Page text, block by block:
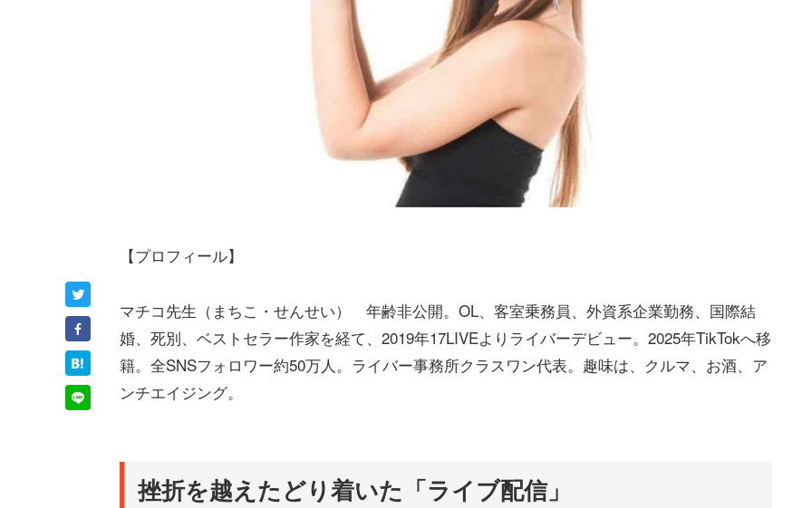
【プロフィール】
マチコ先生（まちこ・せんせい） 年齢非公開。OL、客室乗務員、外資系企業勤務、国際結
婚、死別、ベストセラー作家を経て、2019年17LIVEよりライバーデビュー。2025年TikTokへ移
籍。全SNSフォロワー約50万人。ライバー事務所クラスワン代表。趣味は、クルマ、お酒、ア
ンチエイジング。
挫折を越えたどり着いた「ライブ配信」